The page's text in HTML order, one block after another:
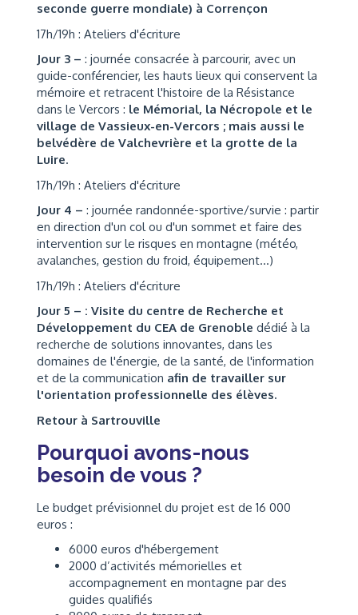
seconde guerre mondiale) à Corrençon
17h/19h : Ateliers d'écriture
Jour 3 – : journée consacrée à parcourir, avec un
guide-conférencier, les hauts lieux qui conservent la
mémoire et retracent l'histoire de la Résistance
dans le Vercors : le Mémorial, la Nécropole et le
village de Vassieux-en-Vercors ; mais aussi le
belvédère de Valchevrière et la grotte de la
Luire.
17h/19h : Ateliers d'écriture
Jour 4 – : journée randonnée-sportive/survie : partir
en direction d'un col ou d'un sommet et faire des
intervention sur le risques en montagne (météo,
avalanches, gestion du froid, équipement...)
17h/19h : Ateliers d'écriture
Jour 5 – : Visite du centre de Recherche et
Développement du CEA de Grenoble dédié à la
recherche de solutions innovantes, dans les
domaines de l'énergie, de la santé, de l'information
et de la communication afin de travailler sur
l'orientation professionnelle des élèves.
Retour à Sartrouville
Pourquoi avons-nous
besoin de vous ?
Le budget prévisionnel du projet est de 16 000
euros :
6000 euros d'hébergement
2000 d’activités mémorielles et
accompagnement en montagne par des
guides qualifiés